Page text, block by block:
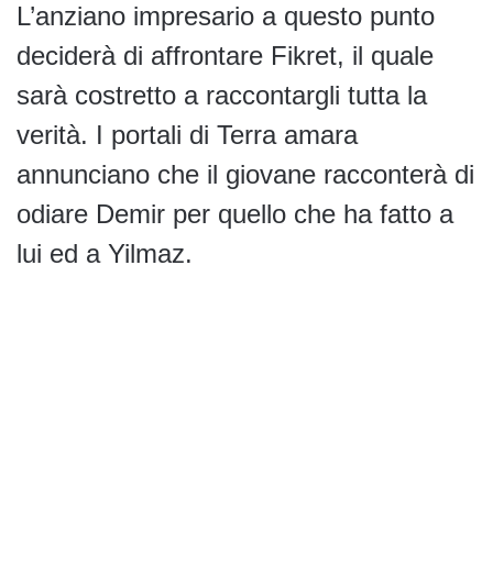
L’anziano impresario a questo punto
deciderà di affrontare Fikret, il quale
sarà costretto a raccontargli tutta la
verità. I portali di Terra amara
annunciano che il giovane racconterà di
odiare Demir per quello che ha fatto a
lui ed a Yilmaz.